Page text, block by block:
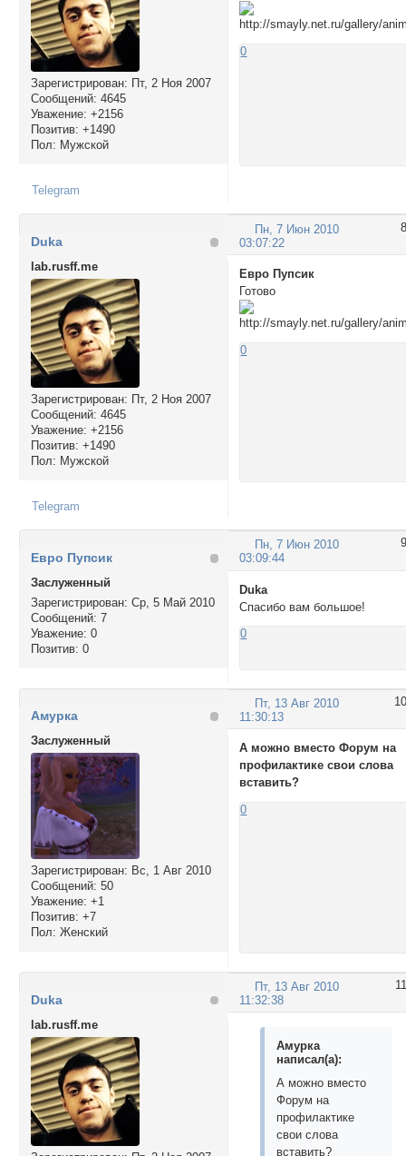
Зарегистрирован: Пт, 2 Ноя 2007
Сообщений: 4645
Уважение: +2156
Позитив: +1490
Пол: Мужской
0
Telegram
8
Пн, 7 Июн 2010
03:07:22
Duka
lab.rusff.me
Зарегистрирован: Пт, 2 Ноя 2007
Сообщений: 4645
Уважение: +2156
Позитив: +1490
Пол: Мужской
Евро Пупсик
Готово
0
Telegram
9
Пн, 7 Июн 2010
03:09:44
Евро Пупсик
Заслуженный
Зарегистрирован: Ср, 5 Май 2010
Сообщений: 7
Уважение: 0
Позитив: 0
Duka
Спасибо вам большое!
0
10
Пт, 13 Авг 2010
11:30:13
Амурка
Заслуженный
Зарегистрирован: Вс, 1 Авг 2010
Сообщений: 50
Уважение: +1
Позитив: +7
Пол: Женский
А можно вместо Форум на
профилактике свои слова
вставить?
0
11
Пт, 13 Авг 2010
11:32:38
Duka
lab.rusff.me
Амурка
написал(а):
А можно вместо
Форум на
профилактике
свои слова
вставить?